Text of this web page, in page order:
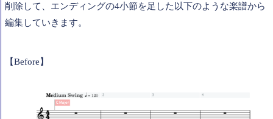
削除して、エンディングの4小節を足した以下のような楽譜から
編集していきます。
【Before】